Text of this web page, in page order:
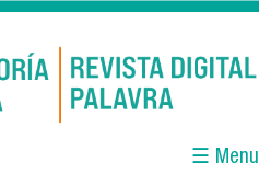
☰ Menu